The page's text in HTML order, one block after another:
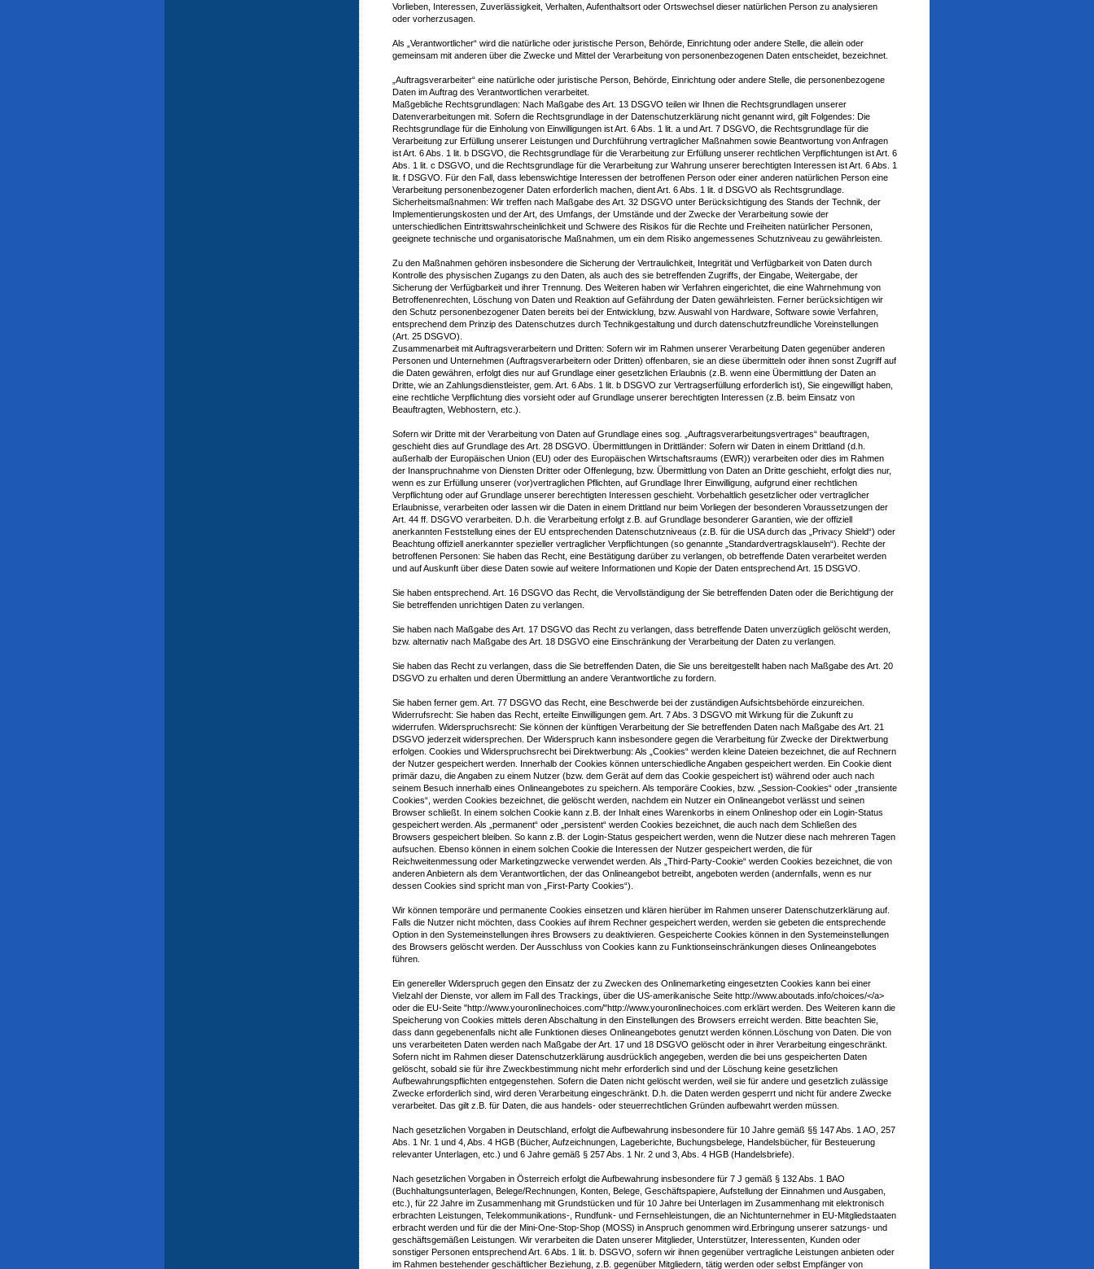
Vorlieben, Interessen, Zuverlässigkeit, Verhalten, Aufenthaltsort oder Ortswechsel dieser natürlichen Person zu analysieren
oder vorherzusagen.
Als „Verantwortlicher“ wird die natürliche oder juristische Person, Behörde, Einrichtung oder andere Stelle, die allein oder
gemeinsam mit anderen über die Zwecke und Mittel der Verarbeitung von personenbezogenen Daten entscheidet, bezeichnet.
„Auftragsverarbeiter“ eine natürliche oder juristische Person, Behörde, Einrichtung oder andere Stelle, die personenbezogene
Daten im Auftrag des Verantwortlichen verarbeitet.
Maßgebliche Rechtsgrundlagen: Nach Maßgabe des Art. 13 DSGVO teilen wir Ihnen die Rechtsgrundlagen unserer
Datenverarbeitungen mit. Sofern die Rechtsgrundlage in der Datenschutzerklärung nicht genannt wird, gilt Folgendes: Die
Rechtsgrundlage für die Einholung von Einwilligungen ist Art. 6 Abs. 1 lit. a und Art. 7 DSGVO, die Rechtsgrundlage für die
Verarbeitung zur Erfüllung unserer Leistungen und Durchführung vertraglicher Maßnahmen sowie Beantwortung von Anfragen
ist Art. 6 Abs. 1 lit. b DSGVO, die Rechtsgrundlage für die Verarbeitung zur Erfüllung unserer rechtlichen Verpflichtungen ist Art. 6
Abs. 1 lit. c DSGVO, und die Rechtsgrundlage für die Verarbeitung zur Wahrung unserer berechtigten Interessen ist Art. 6 Abs. 1
lit. f DSGVO. Für den Fall, dass lebenswichtige Interessen der betroffenen Person oder einer anderen natürlichen Person eine
Verarbeitung personenbezogener Daten erforderlich machen, dient Art. 6 Abs. 1 lit. d DSGVO als Rechtsgrundlage.
Sicherheitsmaßnahmen: Wir treffen nach Maßgabe des Art. 32 DSGVO unter Berücksichtigung des Stands der Technik, der
Implementierungskosten und der Art, des Umfangs, der Umstände und der Zwecke der Verarbeitung sowie der
unterschiedlichen Eintrittswahrscheinlichkeit und Schwere des Risikos für die Rechte und Freiheiten natürlicher Personen,
geeignete technische und organisatorische Maßnahmen, um ein dem Risiko angemessenes Schutzniveau zu gewährleisten.
Zu den Maßnahmen gehören insbesondere die Sicherung der Vertraulichkeit, Integrität und Verfügbarkeit von Daten durch
Kontrolle des physischen Zugangs zu den Daten, als auch des sie betreffenden Zugriffs, der Eingabe, Weitergabe, der
Sicherung der Verfügbarkeit und ihrer Trennung. Des Weiteren haben wir Verfahren eingerichtet, die eine Wahrnehmung von
Betroffenenrechten, Löschung von Daten und Reaktion auf Gefährdung der Daten gewährleisten. Ferner berücksichtigen wir
den Schutz personenbezogener Daten bereits bei der Entwicklung, bzw. Auswahl von Hardware, Software sowie Verfahren,
entsprechend dem Prinzip des Datenschutzes durch Technikgestaltung und durch datenschutzfreundliche Voreinstellungen
(Art. 25 DSGVO).
Zusammenarbeit mit Auftragsverarbeitern und Dritten: Sofern wir im Rahmen unserer Verarbeitung Daten gegenüber anderen
Personen und Unternehmen (Auftragsverarbeitern oder Dritten) offenbaren, sie an diese übermitteln oder ihnen sonst Zugriff auf
die Daten gewähren, erfolgt dies nur auf Grundlage einer gesetzlichen Erlaubnis (z.B. wenn eine Übermittlung der Daten an
Dritte, wie an Zahlungsdienstleister, gem. Art. 6 Abs. 1 lit. b DSGVO zur Vertragserfüllung erforderlich ist), Sie eingewilligt haben,
eine rechtliche Verpflichtung dies vorsieht oder auf Grundlage unserer berechtigten Interessen (z.B. beim Einsatz von
Beauftragten, Webhostern, etc.).
Sofern wir Dritte mit der Verarbeitung von Daten auf Grundlage eines sog. „Auftragsverarbeitungsvertrages“ beauftragen,
geschieht dies auf Grundlage des Art. 28 DSGVO. Übermittlungen in Drittländer: Sofern wir Daten in einem Drittland (d.h.
außerhalb der Europäischen Union (EU) oder des Europäischen Wirtschaftsraums (EWR)) verarbeiten oder dies im Rahmen
der Inanspruchnahme von Diensten Dritter oder Offenlegung, bzw. Übermittlung von Daten an Dritte geschieht, erfolgt dies nur,
wenn es zur Erfüllung unserer (vor)vertraglichen Pflichten, auf Grundlage Ihrer Einwilligung, aufgrund einer rechtlichen
Verpflichtung oder auf Grundlage unserer berechtigten Interessen geschieht. Vorbehaltlich gesetzlicher oder vertraglicher
Erlaubnisse, verarbeiten oder lassen wir die Daten in einem Drittland nur beim Vorliegen der besonderen Voraussetzungen der
Art. 44 ff. DSGVO verarbeiten. D.h. die Verarbeitung erfolgt z.B. auf Grundlage besonderer Garantien, wie der offiziell
anerkannten Feststellung eines der EU entsprechenden Datenschutzniveaus (z.B. für die USA durch das „Privacy Shield“) oder
Beachtung offiziell anerkannter spezieller vertraglicher Verpflichtungen (so genannte „Standardvertragsklauseln“). Rechte der
betroffenen Personen: Sie haben das Recht, eine Bestätigung darüber zu verlangen, ob betreffende Daten verarbeitet werden
und auf Auskunft über diese Daten sowie auf weitere Informationen und Kopie der Daten entsprechend Art. 15 DSGVO.
Sie haben entsprechend. Art. 16 DSGVO das Recht, die Vervollständigung der Sie betreffenden Daten oder die Berichtigung der
Sie betreffenden unrichtigen Daten zu verlangen.
Sie haben nach Maßgabe des Art. 17 DSGVO das Recht zu verlangen, dass betreffende Daten unverzüglich gelöscht werden,
bzw. alternativ nach Maßgabe des Art. 18 DSGVO eine Einschränkung der Verarbeitung der Daten zu verlangen.
Sie haben das Recht zu verlangen, dass die Sie betreffenden Daten, die Sie uns bereitgestellt haben nach Maßgabe des Art. 20
DSGVO zu erhalten und deren Übermittlung an andere Verantwortliche zu fordern.
Sie haben ferner gem. Art. 77 DSGVO das Recht, eine Beschwerde bei der zuständigen Aufsichtsbehörde einzureichen.
Widerrufsrecht: Sie haben das Recht, erteilte Einwilligungen gem. Art. 7 Abs. 3 DSGVO mit Wirkung für die Zukunft zu
widerrufen. Widerspruchsrecht: Sie können der künftigen Verarbeitung der Sie betreffenden Daten nach Maßgabe des Art. 21
DSGVO jederzeit widersprechen. Der Widerspruch kann insbesondere gegen die Verarbeitung für Zwecke der Direktwerbung
erfolgen. Cookies und Widerspruchsrecht bei Direktwerbung: Als „Cookies“ werden kleine Dateien bezeichnet, die auf Rechnern
der Nutzer gespeichert werden. Innerhalb der Cookies können unterschiedliche Angaben gespeichert werden. Ein Cookie dient
primär dazu, die Angaben zu einem Nutzer (bzw. dem Gerät auf dem das Cookie gespeichert ist) während oder auch nach
seinem Besuch innerhalb eines Onlineangebotes zu speichern. Als temporäre Cookies, bzw. „Session-Cookies“ oder „transiente
Cookies“, werden Cookies bezeichnet, die gelöscht werden, nachdem ein Nutzer ein Onlineangebot verlässt und seinen
Browser schließt. In einem solchen Cookie kann z.B. der Inhalt eines Warenkorbs in einem Onlineshop oder ein Login-Status
gespeichert werden. Als „permanent“ oder „persistent“ werden Cookies bezeichnet, die auch nach dem Schließen des
Browsers gespeichert bleiben. So kann z.B. der Login-Status gespeichert werden, wenn die Nutzer diese nach mehreren Tagen
aufsuchen. Ebenso können in einem solchen Cookie die Interessen der Nutzer gespeichert werden, die für
Reichweitenmessung oder Marketingzwecke verwendet werden. Als „Third-Party-Cookie“ werden Cookies bezeichnet, die von
anderen Anbietern als dem Verantwortlichen, der das Onlineangebot betreibt, angeboten werden (andernfalls, wenn es nur
dessen Cookies sind spricht man von „First-Party Cookies“).
Wir können temporäre und permanente Cookies einsetzen und klären hierüber im Rahmen unserer Datenschutzerklärung auf.
Falls die Nutzer nicht möchten, dass Cookies auf ihrem Rechner gespeichert werden, werden sie gebeten die entsprechende
Option in den Systemeinstellungen ihres Browsers zu deaktivieren. Gespeicherte Cookies können in den Systemeinstellungen
des Browsers gelöscht werden. Der Ausschluss von Cookies kann zu Funktionseinschränkungen dieses Onlineangebotes
führen.
Ein genereller Widerspruch gegen den Einsatz der zu Zwecken des Onlinemarketing eingesetzten Cookies kann bei einer
Vielzahl der Dienste, vor allem im Fall des Trackings, über die US-amerikanische Seite http://www.aboutads.info/choices/</a>
oder die EU-Seite "http://www.youronlinechoices.com/"http://www.youronlinechoices.com erklärt werden. Des Weiteren kann die
Speicherung von Cookies mittels deren Abschaltung in den Einstellungen des Browsers erreicht werden. Bitte beachten Sie,
dass dann gegebenenfalls nicht alle Funktionen dieses Onlineangebotes genutzt werden können.Löschung von Daten. Die von
uns verarbeiteten Daten werden nach Maßgabe der Art. 17 und 18 DSGVO gelöscht oder in ihrer Verarbeitung eingeschränkt.
Sofern nicht im Rahmen dieser Datenschutzerklärung ausdrücklich angegeben, werden die bei uns gespeicherten Daten
gelöscht, sobald sie für ihre Zweckbestimmung nicht mehr erforderlich sind und der Löschung keine gesetzlichen
Aufbewahrungspflichten entgegenstehen. Sofern die Daten nicht gelöscht werden, weil sie für andere und gesetzlich zulässige
Zwecke erforderlich sind, wird deren Verarbeitung eingeschränkt. D.h. die Daten werden gesperrt und nicht für andere Zwecke
verarbeitet. Das gilt z.B. für Daten, die aus handels- oder steuerrechtlichen Gründen aufbewahrt werden müssen.
Nach gesetzlichen Vorgaben in Deutschland, erfolgt die Aufbewahrung insbesondere für 10 Jahre gemäß §§ 147 Abs. 1 AO, 257
Abs. 1 Nr. 1 und 4, Abs. 4 HGB (Bücher, Aufzeichnungen, Lageberichte, Buchungsbelege, Handelsbücher, für Besteuerung
relevanter Unterlagen, etc.) und 6 Jahre gemäß § 257 Abs. 1 Nr. 2 und 3, Abs. 4 HGB (Handelsbriefe).
Nach gesetzlichen Vorgaben in Österreich erfolgt die Aufbewahrung insbesondere für 7 J gemäß § 132 Abs. 1 BAO
(Buchhaltungsunterlagen, Belege/Rechnungen, Konten, Belege, Geschäftspapiere, Aufstellung der Einnahmen und Ausgaben,
etc.), für 22 Jahre im Zusammenhang mit Grundstücken und für 10 Jahre bei Unterlagen im Zusammenhang mit elektronisch
erbrachten Leistungen, Telekommunikations-, Rundfunk- und Fernsehleistungen, die an Nichtunternehmer in EU-Mitgliedstaaten
erbracht werden und für die der Mini-One-Stop-Shop (MOSS) in Anspruch genommen wird.Erbringung unserer satzungs- und
geschäftsgemäßen Leistungen. Wir verarbeiten die Daten unserer Mitglieder, Unterstützer, Interessenten, Kunden oder
sonstiger Personen entsprechend Art. 6 Abs. 1 lit. b. DSGVO, sofern wir ihnen gegenüber vertragliche Leistungen anbieten oder
im Rahmen bestehender geschäftlicher Beziehung, z.B. gegenüber Mitgliedern, tätig werden oder selbst Empfänger von